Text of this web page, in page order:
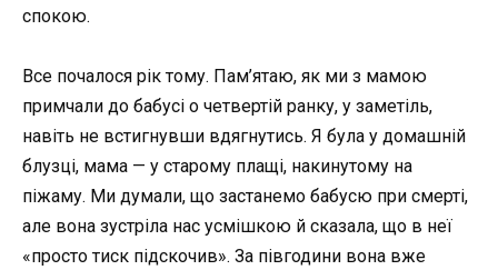
спокою.
Все почалося рік тому. Пам’ятаю, як ми з мамою
примчали до бабусі о четвертій ранку, у заметіль,
навіть не встигнувши вдягнутись. Я була у домашній
блузці, мама — у старому плащі, накинутому на
піжаму. Ми думали, що застанемо бабусю при смерті,
але вона зустріла нас усмішкою й сказала, що в неї
«просто тиск підскочив». За півгодини вона вже